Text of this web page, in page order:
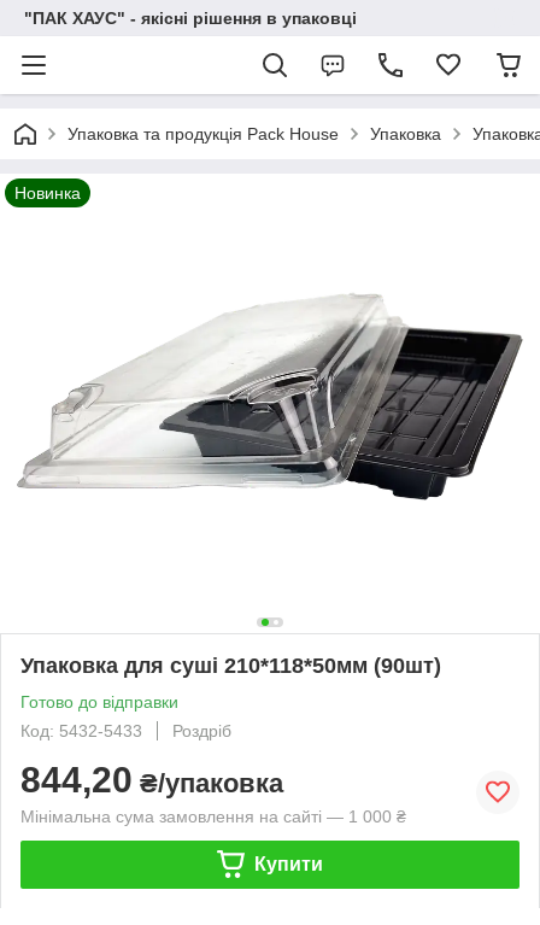
"ПАК ХАУС" - якісні рішення в упаковці
Упаковка та продукція Pack House Упаковка
Новинка
Упаковка для суші 210*118*50мм (90шт)
Готово до відправки
Код: 5432-5433
Роздріб
844,20 ₴/упаковка
Мінімальна сума замовлення на сайті — 1 000 ₴
Купити